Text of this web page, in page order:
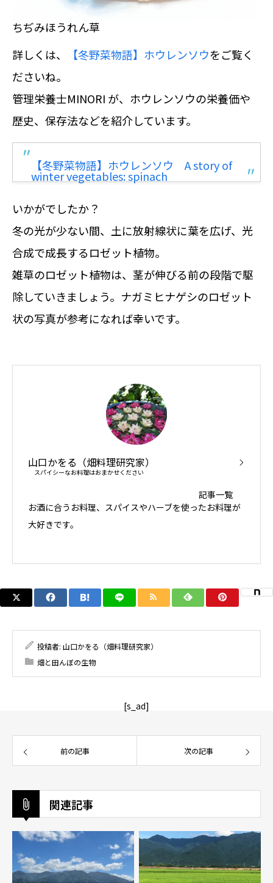
ちぢみほうれん草
詳しくは、
【冬野菜物語】ホウレンソウをご覧く
ださいね。
管理栄養士MINORI が、ホウレンソウの栄養価や
歴史、保存法などを紹介しています。
【冬野菜物語】ホウレンソウ A story of
winter vegetables: spinach
いかがでしたか？
冬の光が少ない間、土に放射線状に葉を広げ、光
合成で成長するロゼット植物。
雑草のロゼット植物は、茎が伸びる前の段階で駆
除していきましょう。ナガミヒナゲシのロゼット
状の写真が参考になれば幸いです。
山口かをる（畑料理研究家）
スパイシーなお料理はおまかせください
記事一覧
お酒に合うお料理、スパイスやハーブを使ったお料理が
大好きです。
投稿者: 山口かをる（畑料理研究家）
畑と田んぼの生物
[s_ad]
前の記事 次の記事
関連記事